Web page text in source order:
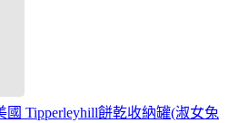
國 Tipperleyhill餅乾收納罐(淑女兔